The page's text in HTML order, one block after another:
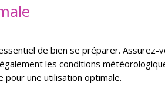
de bien se préparer.
les conditions
pour une utilisation optimale.